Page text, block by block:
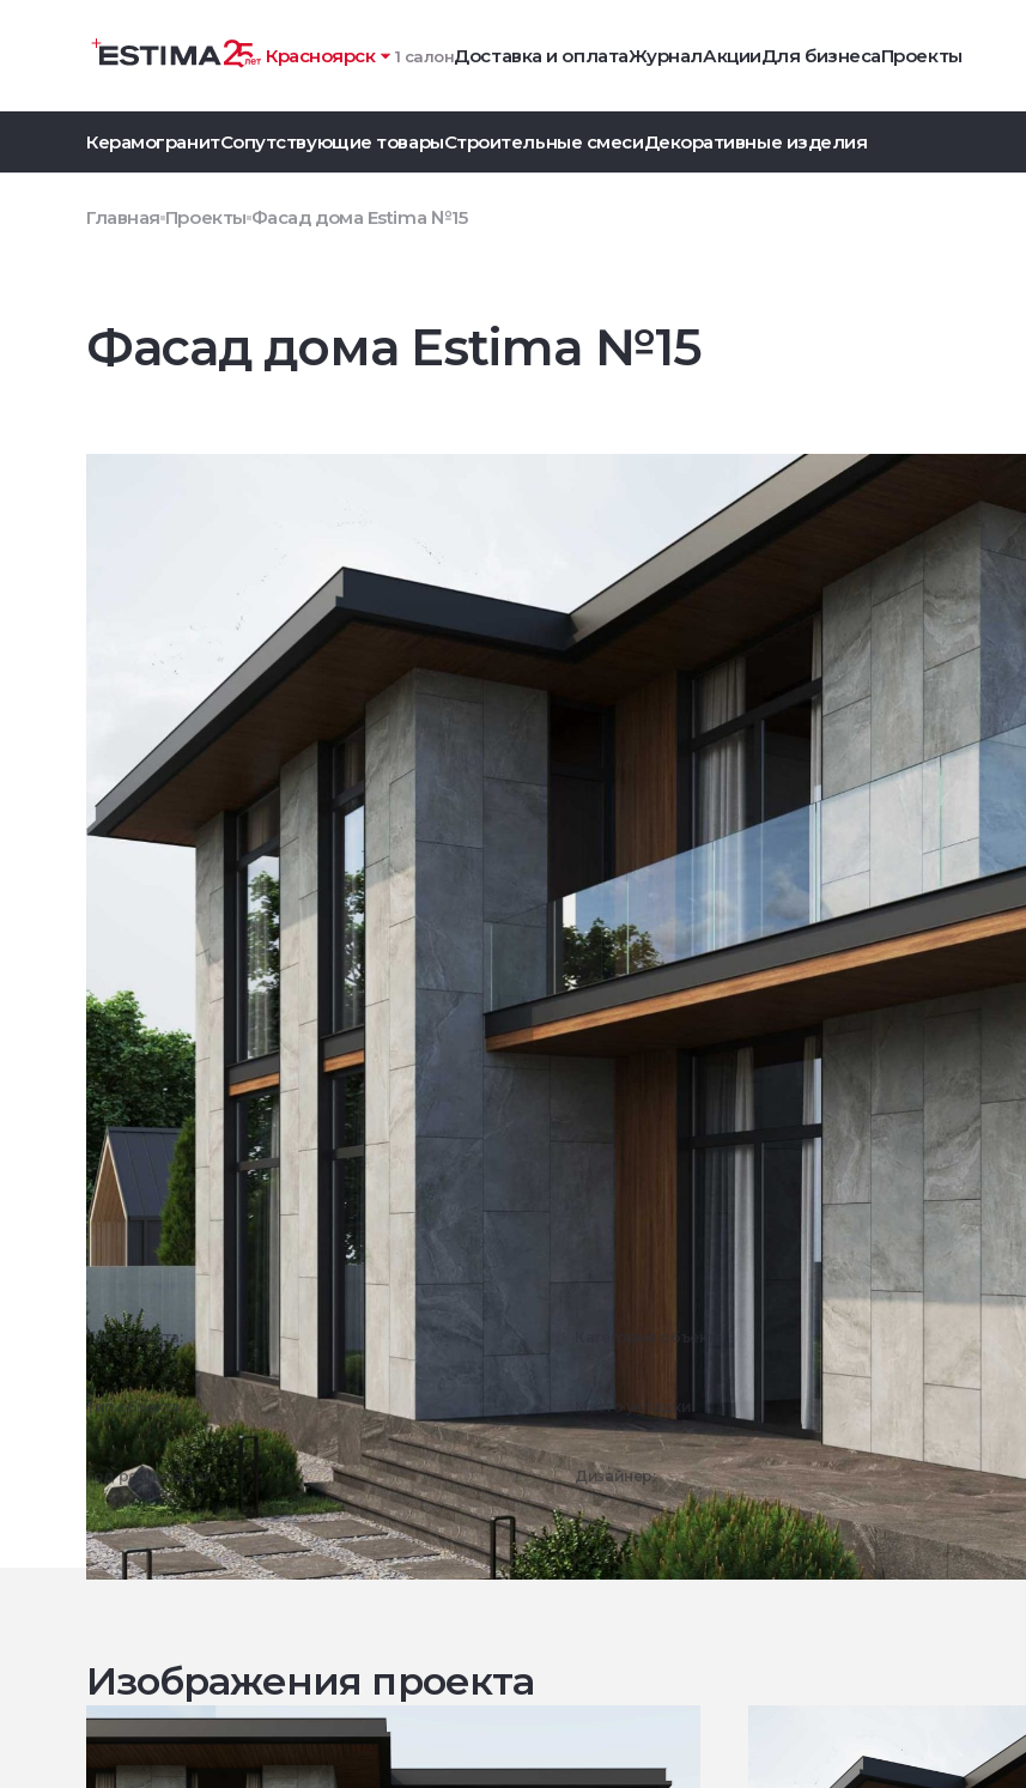
Красноярск 1 салонДоставка и оплатаЖурналАкцииДля бизнесаПроекты
КерамогранитСопутствующие товарыСтроительные смесиДекоративные изделия
Главная Проекты Фасад дома Estima №15
Фасад дома Estima №15
Тип проекта:
3D визуализация
Категория объекта:
Тип объекта:
Частный дом
Место укладки:
Фасад
Год реализации:
2023
Дизайнер:
Эстима Дизайн
Изображения проекта